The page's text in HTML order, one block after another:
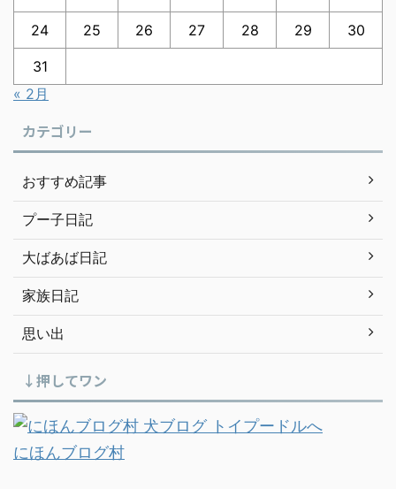
24 25 26 27 28 29 30
31
« 2月
カテゴリー
おすすめ記事
プー子日記
大ばあば日記
家族日記
思い出
↓押してワン
にほんブログ村